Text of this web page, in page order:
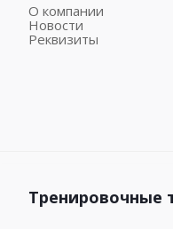
Тренировочные
О компании
Новости
Реквизиты
1990 – 2026 © Златоуст